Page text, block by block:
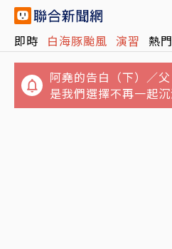
即時 白海豚颱風 演習 熱門
爭霸」
阿堯的告白（下）／
是我們選擇不再一起